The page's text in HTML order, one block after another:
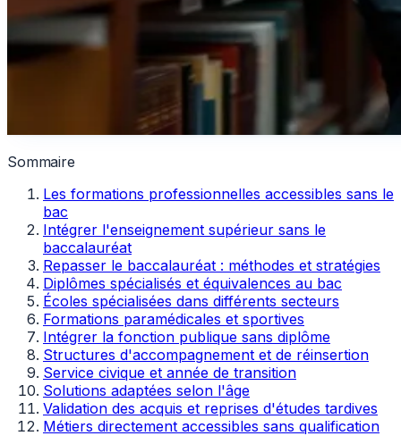
Sommaire
Les formations professionnelles accessibles sans le
bac
Intégrer l'enseignement supérieur sans le
baccalauréat
Repasser le baccalauréat : méthodes et stratégies
Diplômes spécialisés et équivalences au bac
Écoles spécialisées dans différents secteurs
Formations paramédicales et sportives
Intégrer la fonction publique sans diplôme
Structures d'accompagnement et de réinsertion
Service civique et année de transition
Solutions adaptées selon l'âge
Validation des acquis et reprises d'études tardives
Métiers directement accessibles sans qualification